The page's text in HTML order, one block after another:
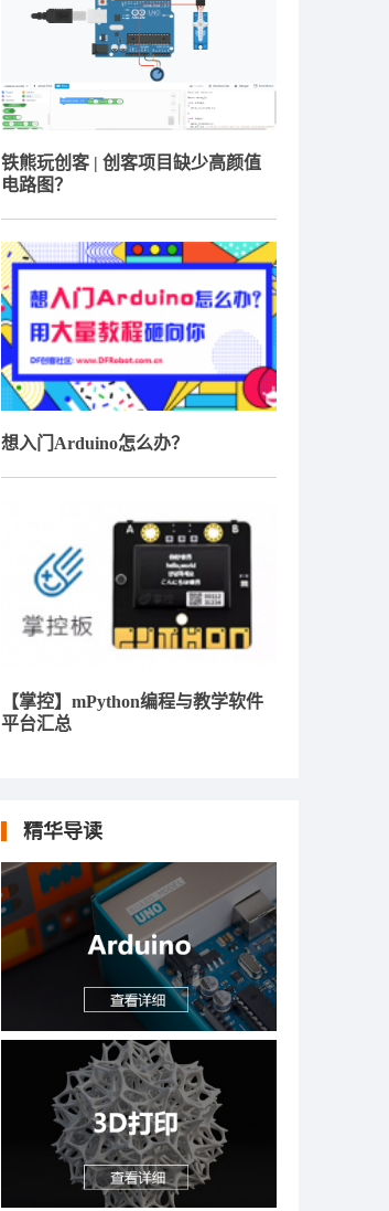
铁熊玩创客 | 创客项目缺少高颜值
电路图？
想入门Arduino怎么办？
【掌控】mPython编程与教学软件
平台汇总
精华导读